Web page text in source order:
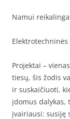
Namui
Projektai –
tiesų, šis žodis
ir suskaičiuoti,
įdomus dalykas,
įvairiausi: susiję